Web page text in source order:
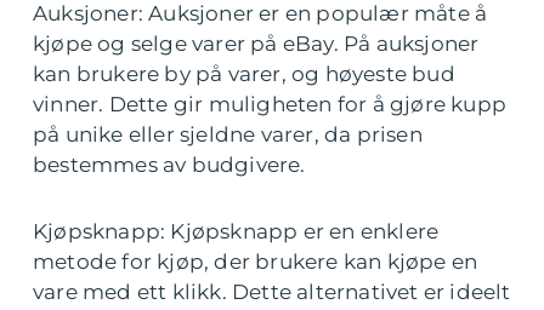
Auksjoner: Auksjoner er en populær måte å
kjøpe og selge varer på eBay. På auksjoner
kan brukere by på varer, og høyeste bud
vinner. Dette gir muligheten for å gjøre kupp
på unike eller sjeldne varer, da prisen
bestemmes av budgivere.
Kjøpsknapp: Kjøpsknapp er en enklere
metode for kjøp, der brukere kan kjøpe en
vare med ett klikk. Dette alternativet er ideelt